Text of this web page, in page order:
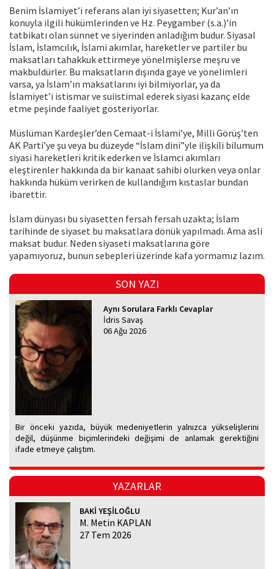
Benim İslamiyet’i referans alan iyi siyasetten; Kur’an’ın
konuyla ilgili hükümlerinden ve Hz. Peygamber (s.a.)’in
tatbikatı olan sünnet ve siyerinden anladığım budur. Siyasal
İslam, İslamcılık, İslami akımlar, hareketler ve partiler bu
maksatları tahakkuk ettirmeye yönelmişlerse meşru ve
makbuldürler. Bu maksatların dışında gaye ve yönelimleri
varsa, ya İslam’ın maksatlarını iyi bilmiyorlar, ya da
İslamiyet’i istismar ve suiistimal ederek siyasi kazanç elde
etme peşinde faaliyet gösteriyorlar.
Müslüman Kardeşler’den Cemaat-i İslami’ye, Milli Görüş’ten
AK Parti’ye şu veya bu düzeyde “İslam dini”yle ilişkili bilumum
siyasi hareketleri kritik ederken ve İslamcı akımları
eleştirenler hakkında da bir kanaat sahibi olurken veya onlar
hakkında hüküm verirken de kullandığım kıstaslar bundan
ibarettir.
İslam dünyası bu siyasetten fersah fersah uzakta; İslam
tarihinde de siyaset bu maksatlara dönük yapılmadı. Ama asli
maksat budur. Neden siyaseti maksatlarına göre
yapamıyoruz, bunun sebepleri üzerinde kafa yormamız lazım.
SON YAZI
Aynı Sorulara Farklı Cevaplar
İdris Savaş
06 Ağu 2026
Bir önceki yazıda, büyük medeniyetlerin yalnızca yükselişlerini
değil, düşünme biçimlerindeki değişimi de anlamak gerektiğini
ifade etmeye çalıştım.
YAZARLAR
BAKİ YEŞİLOĞLU
M. Metin KAPLAN
27 Tem 2026